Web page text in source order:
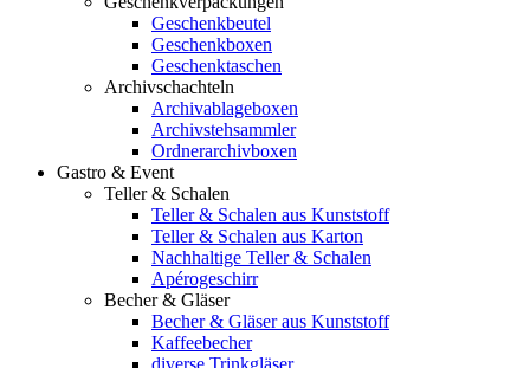
Geschenkbeutel
Geschenkboxen
Geschenktaschen
Archivschachteln
Archivablageboxen
Archivstehsammler
Ordnerarchivboxen
Gastro & Event
Teller & Schalen
Teller & Schalen aus Kunststoff
Teller & Schalen aus Karton
Nachhaltige Teller & Schalen
Apérogeschirr
Becher & Gläser
Becher & Gläser aus Kunststoff
Kaffeebecher